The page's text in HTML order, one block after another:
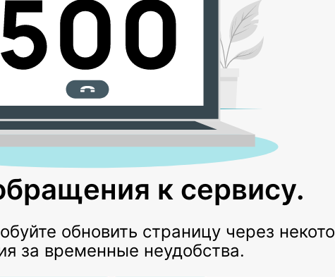
к сервису.
обновить страницу через
за временные неудобства.